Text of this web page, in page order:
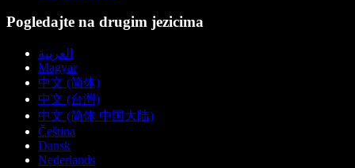
Pogledajte na drugim jezicima
العربية
Magyar
中文 (简体)
中文 (台灣)
中文 (简体 中国大陆)
Čeština
Dansk
Nederlands